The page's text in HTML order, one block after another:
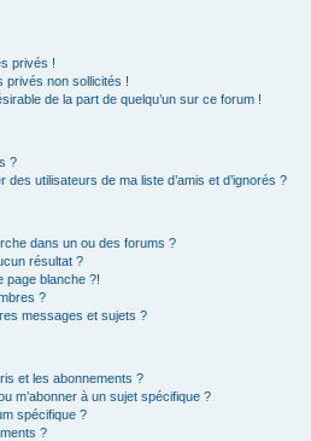
privés !
privés non sollicités !
de la part de quelqu’un sur ce forum !
?
utilisateurs de ma liste d’amis et d’ignorés ?
dans un ou des forums ?
résultat ?
page blanche ?!
?
messages et sujets ?
et les abonnements ?
m’abonner à un sujet spécifique ?
spécifique ?
?